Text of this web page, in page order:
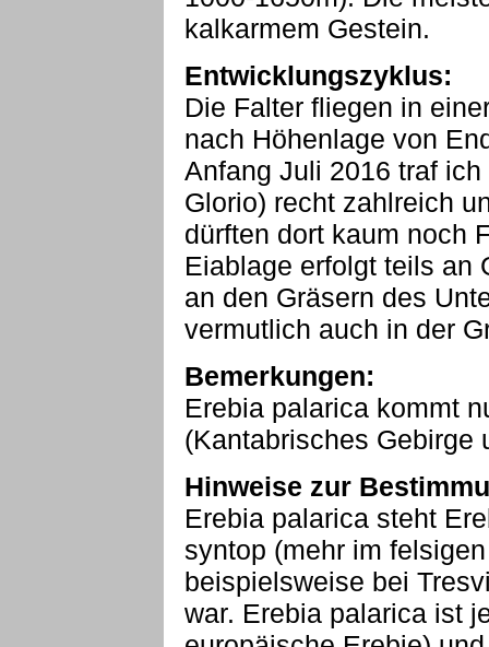
kalkarmem Gestein.
Entwicklungszyklus:
Die Falter fliegen in
nach Höhenlage von
Anfang Juli 2016 traf
Glorio) recht zahlreich
dürften dort kaum noch
Eiablage erfolgt teils an
an den Gräsern des
vermutlich auch in der
Bemerkungen:
Erebia palarica kommt
(Kantabrisches Gebirge
Hinweise zur
Erebia palarica steht
syntop (mehr im
beispielsweise bei
war. Erebia palarica ist